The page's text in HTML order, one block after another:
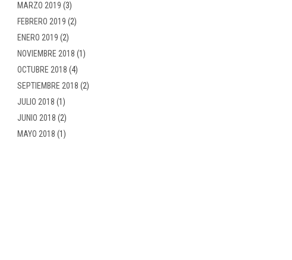
MARZO 2019 (3)
FEBRERO 2019 (2)
ENERO 2019 (2)
NOVIEMBRE 2018 (1)
OCTUBRE 2018 (4)
SEPTIEMBRE 2018 (2)
JULIO 2018 (1)
JUNIO 2018 (2)
MAYO 2018 (1)